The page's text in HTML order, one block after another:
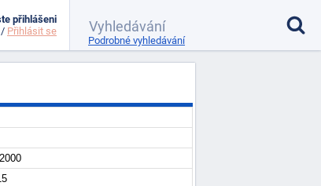
přihlášeni
/ Přihlásit se
Podrobné vyhledávání